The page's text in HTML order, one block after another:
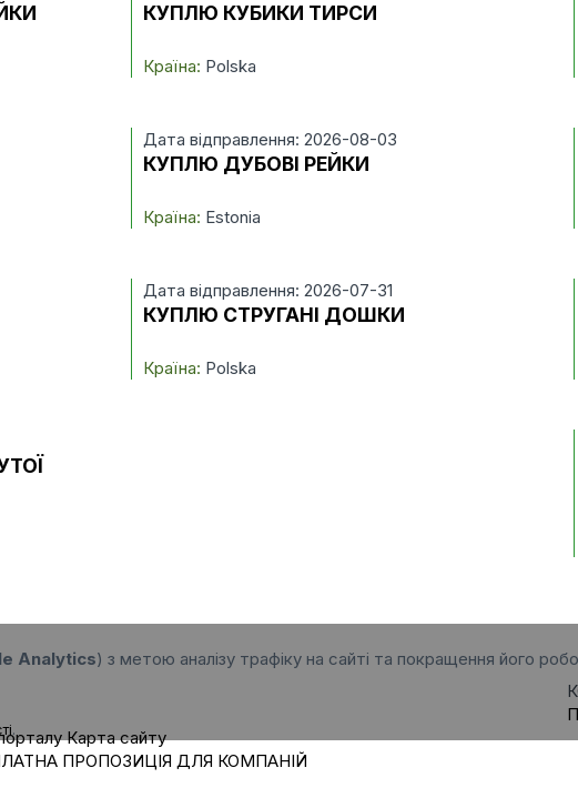
КУПЛЮ КУБИКИ ТИРСИ
Країна: Polska
Дата відправлення: 2026-08-03
КУПЛЮ ДУБОВІ РЕЙКИ
Країна: Estonia
Дата відправлення: 2026-07-31
КУПЛЮ СТРУГАНІ ДОШКИ
Країна: Polska
Analytics) з метою аналізу трафіку на сайті та покращення його
.
Карта сайту
ПРОПОЗИЦІЯ ДЛЯ КОМПАНІЙ